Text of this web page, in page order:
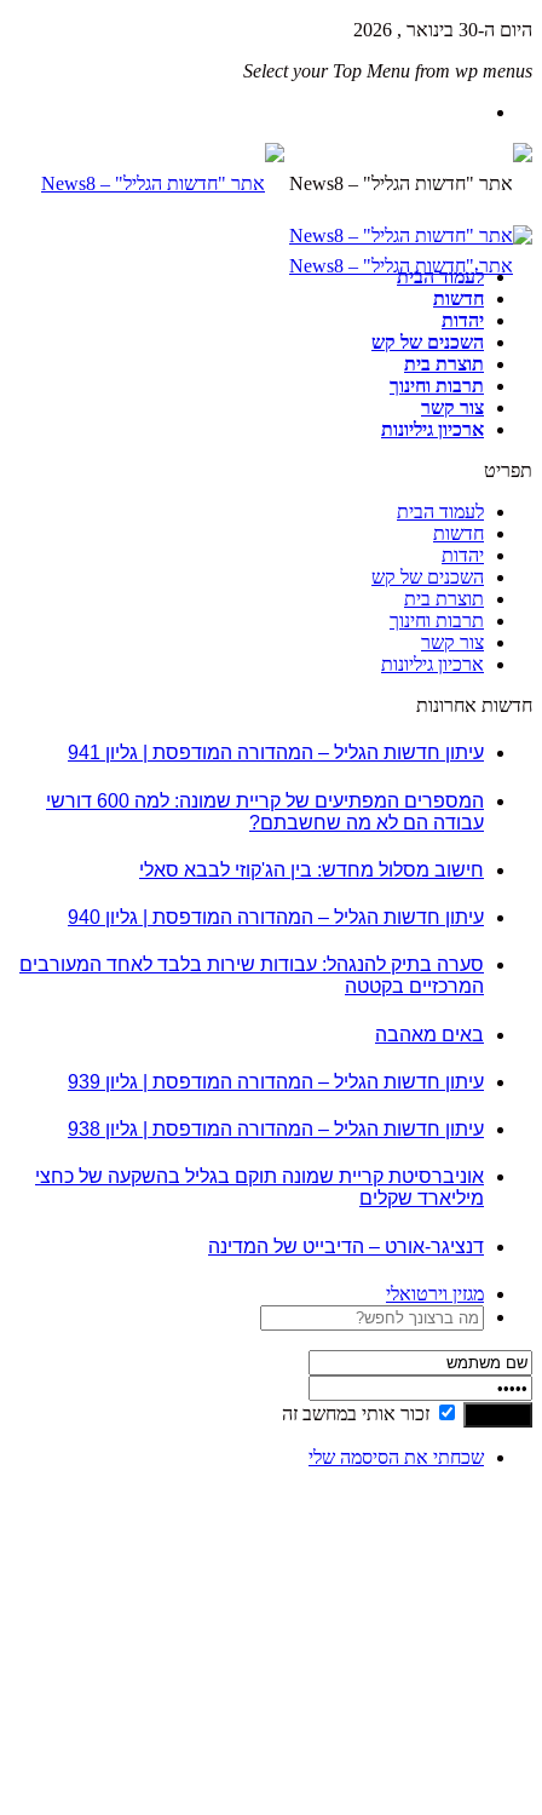
היום ה-30 בינואר , 2026
Select your Top Menu from wp menus
לעמוד הבית
חדשות
יהדות
השכנים של קש
תוצרת בית
תרבות וחינוך
צור קשר
ארכיון גיליונות
תפריט
לעמוד הבית
חדשות
יהדות
השכנים של קש
תוצרת בית
תרבות וחינוך
צור קשר
ארכיון גיליונות
חדשות אחרונות
עיתון חדשות הגליל – המהדורה המודפסת | גליון 941
המספרים המפתיעים של קריית שמונה: למה 600 דורשי
עבודה הם לא מה שחשבתם?
חישוב מסלול מחדש: בין הג'קוזי לבבא סאלי
עיתון חדשות הגליל – המהדורה המודפסת | גליון 940
סערה בתיק להנגהל: עבודות שירות בלבד לאחד המעורבים
המרכזיים בקטטה
באים מאהבה
עיתון חדשות הגליל – המהדורה המודפסת | גליון 939
עיתון חדשות הגליל – המהדורה המודפסת | גליון 938
אוניברסיטת קריית שמונה תוקם בגליל בהשקעה של כחצי
מיליארד שקלים
דנציגר-אורט – הדיבייט של המדינה
מגזין וירטואלי
זכור אותי במחשב זה
שכחתי את הסיסמה שלי